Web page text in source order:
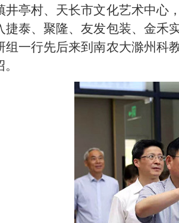
井亭村、天长市文化艺术中心
捷泰、聚隆、友发包装、金禾
组一行先后来到南农大滁州科